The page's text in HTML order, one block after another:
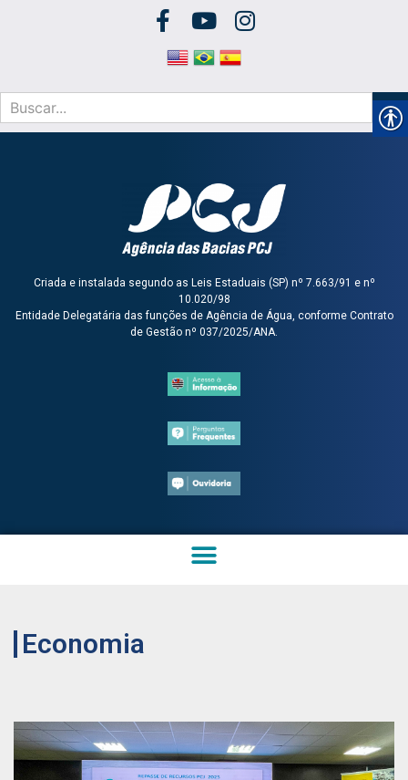
Criada e instalada segundo as Leis Estaduais (SP) nº 7.663/91 e nº
10.020/98
Entidade Delegatária das funções de Agência de Água, conforme Contrato
de Gestão nº 037/2025/ANA.
Economia